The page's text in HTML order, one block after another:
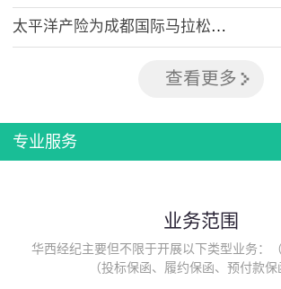
太平洋产险为成都国际马拉松提供全方位保险保障
查看更多
专业服务
业务范围
华西经纪主要但不限于开展以下类型业务：
（投标保函、履约保函、预付款保